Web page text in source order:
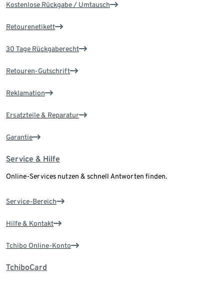
Kostenlose Rückgabe / Umtausch
Retourenetikett
30 Tage Rückgaberecht
Retouren-Gutschrift
Reklamation
Ersatzteile & Reparatur
Garantie
Service & Hilfe
Online-Services nutzen & schnell Antworten finden.
Service-Bereich
Hilfe & Kontakt
Tchibo Online-Konto
TchiboCard